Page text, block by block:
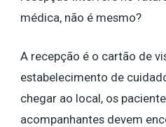
médica, não é mesmo?
A recepção é o cartão de
estabelecimento de
chegar ao local, os
acompanhantes devem